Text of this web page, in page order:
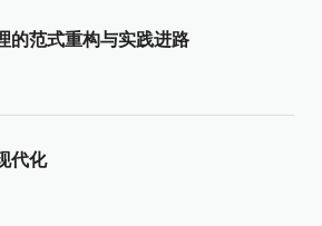
的范式重构与实践进路
代化